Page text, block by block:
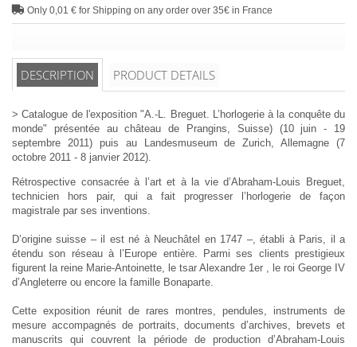
Only 0,01 € for Shipping on any order over 35€ in France
DESCRIPTION PRODUCT DETAILS
> Catalogue de l'exposition "A.-L. Breguet. L’horlogerie à la conquête du
monde" présentée au château de Prangins, Suisse) (10 juin - 19
septembre 2011) puis au Landesmuseum de Zurich, Allemagne (7
octobre 2011 - 8 janvier 2012).
Rétrospective consacrée à l’art et à la vie d’Abraham-Louis Breguet,
technicien hors pair, qui a fait progresser l’horlogerie de façon
magistrale par ses inventions.
D’origine suisse – il est né à Neuchâtel en 1747 –, établi à Paris, il a
étendu son réseau à l’Europe entière. Parmi ses clients prestigieux
figurent la reine Marie-Antoinette, le tsar Alexandre 1er , le roi George IV
d’Angleterre ou encore la famille Bonaparte.
Cette exposition réunit de rares montres, pendules, instruments de
mesure accompagnés de portraits, documents d’archives, brevets et
manuscrits qui couvrent la période de production d’Abraham-Louis